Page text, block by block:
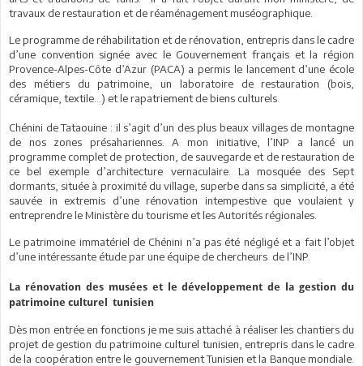
travaux de restauration et de réaménagement muséographique.
Le programme de réhabilitation et de rénovation, entrepris dans le cadre
d’une convention signée avec le Gouvernement français et la région
Provence-Alpes-Côte d’Azur (PACA) a permis le lancement d’une école
des métiers du patrimoine, un laboratoire de restauration (bois,
céramique, textile…) et le rapatriement de biens culturels.
Chénini de Tataouine : il s’agit d’un des plus beaux villages de montagne
de nos zones présahariennes. A mon initiative, l’INP a lancé un
programme complet de protection, de sauvegarde et de restauration de
ce bel exemple d’architecture vernaculaire. La mosquée des Sept
dormants, située à proximité du village, superbe dans sa simplicité, a été
sauvée in extremis d’une rénovation intempestive que voulaient y
entreprendre le Ministère du tourisme et les Autorités régionales.
Le patrimoine immatériel de Chénini n’a pas été négligé et a fait l’objet
d’une intéressante étude par une équipe de chercheurs de l’INP.
La rénovation des musées et le développement de la gestion du
patrimoine culturel tunisien
Dès mon entrée en fonctions je me suis attaché à réaliser les chantiers du
projet de gestion du patrimoine culturel tunisien, entrepris dans le cadre
de la coopération entre le gouvernement Tunisien et la Banque mondiale.